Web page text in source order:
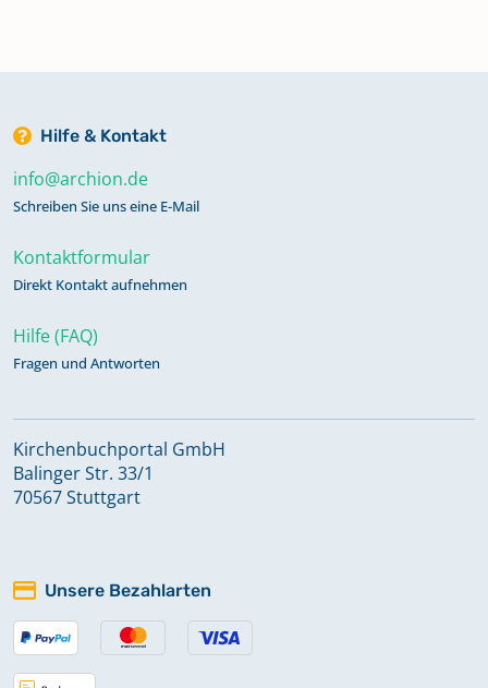
Hilfe & Kontakt
info@archion.de
Schreiben Sie uns eine E-Mail
Kontaktformular
Direkt Kontakt aufnehmen
Hilfe (FAQ)
Fragen und Antworten
Kirchenbuchportal GmbH
Balinger Str. 33/1
70567 Stuttgart
Unsere Bezahlarten